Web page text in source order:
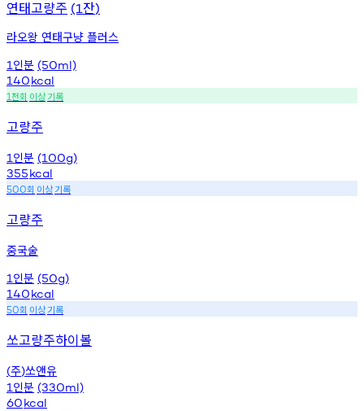
연태고량주 (1잔)
라오왕 연태구냥 플러스
1 인분 (50ml)
140kcal
1천회 이상기록
고량주
1 인분 (100g)
355kcal
500회 이상기록
고량주
중국술
1 인분 (50g)
140kcal
50회 이상기록
쏘고량주하이볼
(주)쏘앤유
1 인분 (330ml)
60kcal